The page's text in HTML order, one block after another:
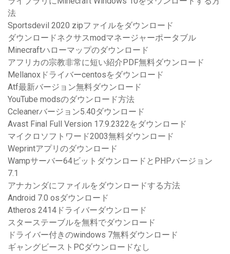
法
Sportsdevil 2020 zipファイルをダウンロード
ダウンロードネクサスmodマネージャーポータブル
Minecraftハローマップのダウンロード
アフリカの宗教非常に短い紹介PDF無料ダウンロード
Mellanoxドライバーcentosをダウンロード
Atf最新バージョン無料ダウンロード
YouTube modsのダウンロード方法
Ccleanerバージョン5.40ダウンロード
Avast Final Full Version 17.9.2322をダウンロード
マイクロソフトワード2003無料ダウンロード
Weprintアプリのダウンロード
Wampサーバー64ビットダウンロードとPHPバージョン
7.1
アナカンダにファイルをダウンロードする方法
Android 7.0 osダウンロード
Atheros 2414ドライバーダウンロード
スターステーブルを無料でダウンロード
ドライバー付きのwindows 7無料ダウンロード
ギャングビーストPCダウンロードなし